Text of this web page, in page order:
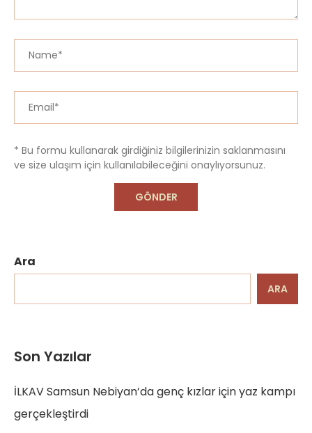
* Bu formu kullanarak girdiğiniz bilgilerinizin saklanmasını
ve size ulaşım için kullanılabileceğini onaylıyorsunuz.
Ara
ARA
Son Yazılar
İLKAV Samsun Nebiyan’da genç kızlar için yaz kampı
gerçekleştirdi